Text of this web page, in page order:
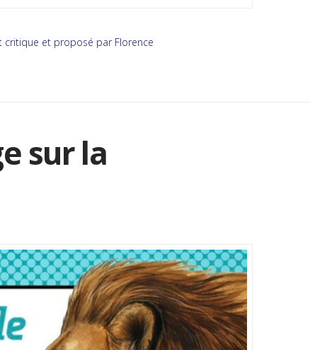
critique et proposé par Florence
sur la